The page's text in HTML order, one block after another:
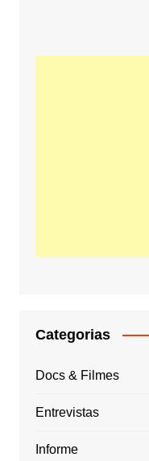
Categorias
Docs & Filmes
Entrevistas
Informe